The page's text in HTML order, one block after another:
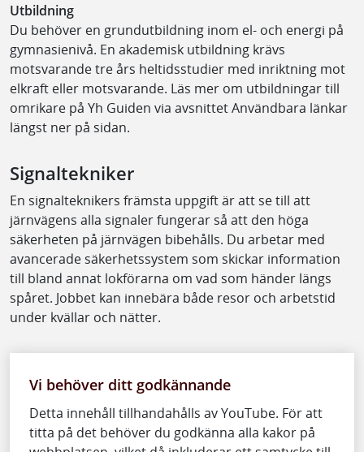
Utbildning
Du behöver en grundutbildning inom el- och energi på
gymnasienivå. En akademisk utbildning krävs
motsvarande tre års heltidsstudier med inriktning mot
elkraft eller motsvarande. Läs mer om utbildningar till
omrikare på Yh Guiden via avsnittet Användbara länkar
längst ner på sidan.
Signaltekniker
En signalteknikers främsta uppgift är att se till att
järnvägens alla signaler fungerar så att den höga
säkerheten på järnvägen bibehålls. Du arbetar med
avancerade säkerhetssystem som skickar information
till bland annat lokförarna om vad som händer längs
spåret. Jobbet kan innebära både resor och arbetstid
under kvällar och nätter.
Vi behöver ditt godkännande
Detta innehåll tillhandahålls av YouTube. För att
titta på det behöver du godkänna alla kakor på